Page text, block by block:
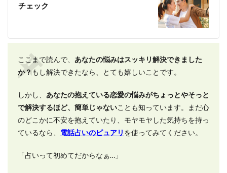
チェック
ここまで読んで、 あなたの悩みはスッキリ解決できました
か？ もし解決できたなら、とても嬉しいことです。
しかし、 あなたの抱えている恋愛の悩みがちょっとやそっと
で解決するほど、簡単じゃないことも知っています。まだ心
のどこかに不安を抱えていたり、モヤモヤした気持ちを持っ
ているなら、 電話占いのピュアリ を使ってみてください。
「占いって初めてだからなぁ…」